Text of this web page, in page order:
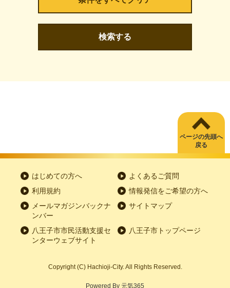
検索する
ページの先頭へ
戻る
はじめての方へ
よくあるご質問
利用規約
情報発信をご希望の方へ
メールマガジンバックナ
ンバー
サイトマップ
八王子市市民活動支援セ
ンターウェブサイト
八王子市トップページ
Copyright (C) Hachioji-City. All Rights Reserved.
Powered By 元気365